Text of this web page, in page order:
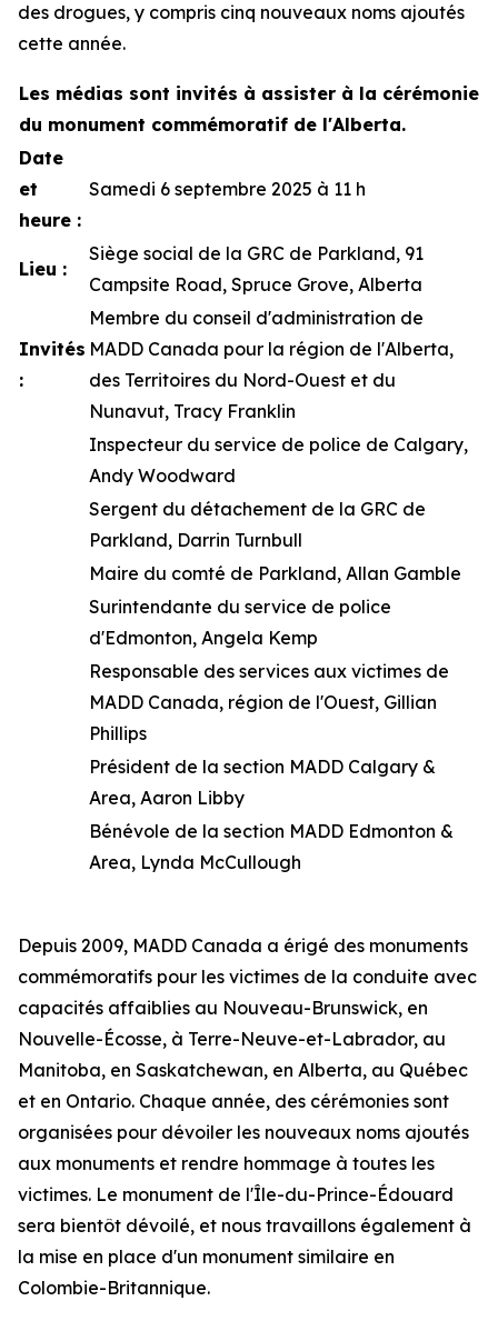
des drogues, y compris cinq nouveaux noms ajoutés
cette année.
Les médias sont invités à assister à la cérémonie
du monument commémoratif de l'Alberta.
Date
et
heure :
Samedi 6 septembre 2025 à 11 h
Lieu :
Siège social de la GRC de Parkland, 91
Campsite Road, Spruce Grove, Alberta
Invités
:
Membre du conseil d'administration de
MADD Canada pour la région de l'Alberta,
des Territoires du Nord-Ouest et du
Nunavut, Tracy Franklin
Inspecteur du service de police de Calgary,
Andy Woodward
Sergent du détachement de la GRC de
Parkland, Darrin Turnbull
Maire du comté de Parkland, Allan Gamble
Surintendante du service de police
d'Edmonton, Angela Kemp
Responsable des services aux victimes de
MADD Canada, région de l'Ouest, Gillian
Phillips
Président de la section MADD Calgary &
Area, Aaron Libby
Bénévole de la section MADD Edmonton &
Area, Lynda McCullough
Depuis 2009, MADD Canada a érigé des monuments
commémoratifs pour les victimes de la conduite avec
capacités affaiblies au Nouveau-Brunswick, en
Nouvelle-Écosse, à Terre-Neuve-et-Labrador, au
Manitoba, en Saskatchewan, en Alberta, au Québec
et en Ontario. Chaque année, des cérémonies sont
organisées pour dévoiler les nouveaux noms ajoutés
aux monuments et rendre hommage à toutes les
victimes. Le monument de l'Île-du-Prince-Édouard
sera bientôt dévoilé, et nous travaillons également à
la mise en place d'un monument similaire en
Colombie-Britannique.